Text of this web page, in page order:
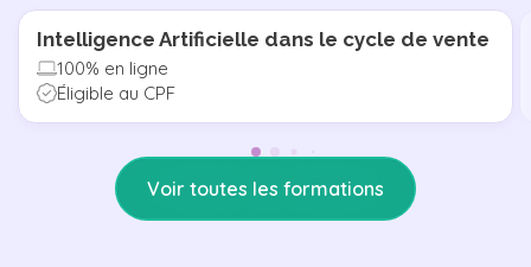
Intelligence Artificielle dans le cycle de vente
100% en ligne
Éligible au CPF
Voir toutes les formations